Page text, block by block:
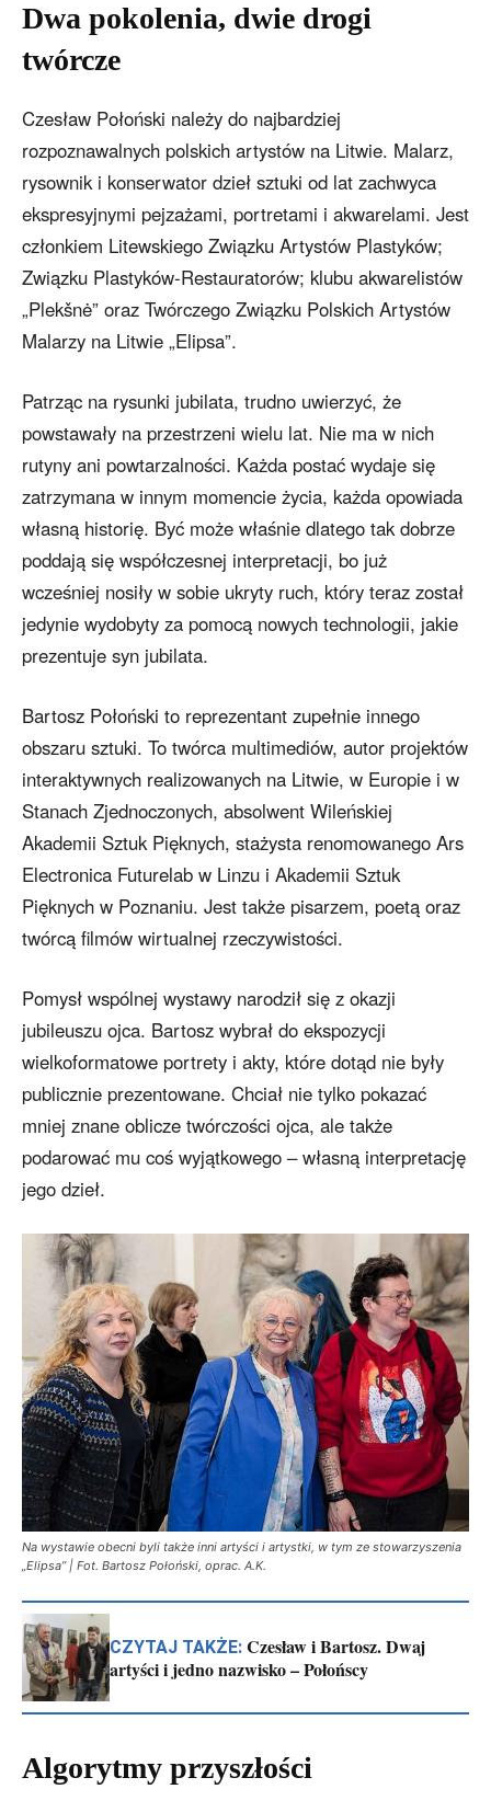
Dwa pokolenia, dwie drogi
twórcze
Czesław Połoński należy do najbardziej
rozpoznawalnych polskich artystów na Litwie. Malarz,
rysownik i konserwator dzieł sztuki od lat zachwyca
ekspresyjnymi pejzażami, portretami i akwarelami. Jest
członkiem Litewskiego Związku Artystów Plastyków;
Związku Plastyków-Restauratorów; klubu akwarelistów
„Plekšnė” oraz Twórczego Związku Polskich Artystów
Malarzy na Litwie „Elipsa”.
Patrząc na rysunki jubilata, trudno uwierzyć, że
powstawały na przestrzeni wielu lat. Nie ma w nich
rutyny ani powtarzalności. Każda postać wydaje się
zatrzymana w innym momencie życia, każda opowiada
własną historię. Być może właśnie dlatego tak dobrze
poddają się współczesnej interpretacji, bo już
wcześniej nosiły w sobie ukryty ruch, który teraz został
jedynie wydobyty za pomocą nowych technologii, jakie
prezentuje syn jubilata.
Bartosz Połoński to reprezentant zupełnie innego
obszaru sztuki. To twórca multimediów, autor projektów
interaktywnych realizowanych na Litwie, w Europie i w
Stanach Zjednoczonych, absolwent Wileńskiej
Akademii Sztuk Pięknych, stażysta renomowanego Ars
Electronica Futurelab w Linzu i Akademii Sztuk
Pięknych w Poznaniu. Jest także pisarzem, poetą oraz
twórcą filmów wirtualnej rzeczywistości.
Pomysł wspólnej wystawy narodził się z okazji
jubileuszu ojca. Bartosz wybrał do ekspozycji
wielkoformatowe portrety i akty, które dotąd nie były
publicznie prezentowane. Chciał nie tylko pokazać
mniej znane oblicze twórczości ojca, ale także
podarować mu coś wyjątkowego – własną interpretację
jego dzieł.
Na wystawie obecni byli także inni artyści i artystki, w tym ze stowarzyszenia
„Elipsa” | Fot. Bartosz Połoński, oprac. A.K.
CZYTAJ TAKŻE: Czesław i Bartosz. Dwaj
artyści i jedno nazwisko – Połońscy
Algorytmy przyszłości